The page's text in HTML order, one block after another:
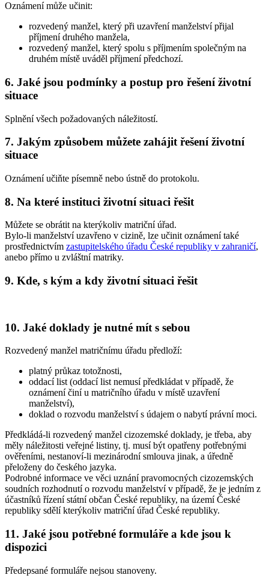
Oznámení může učinit:
rozvedený manžel, který při uzavření manželství přijal
příjmení druhého manžela,
rozvedený manžel, který spolu s příjmením společným na
druhém místě uváděl příjmení předchozí.
6. Jaké jsou podmínky a postup pro řešení životní
situace
Splnění všech požadovaných náležitostí.
7. Jakým způsobem můžete zahájit řešení životní
situace
Oznámení učiňte písemně nebo ústně do protokolu.
8. Na které instituci životní situaci řešit
Můžete se obrátit na kterýkoliv matriční úřad.
Bylo-li manželství uzavřeno v cizině, lze učinit oznámení také
prostřednictvím zastupitelského úřadu České republiky v zahraničí,
anebo přímo u zvláštní matriky.
9. Kde, s kým a kdy životní situaci řešit
10. Jaké doklady je nutné mít s sebou
Rozvedený manžel matričnímu úřadu předloží:
platný průkaz totožnosti,
oddací list (oddací list nemusí předkládat v případě, že
oznámení činí u matričního úřadu v místě uzavření
manželství),
doklad o rozvodu manželství s údajem o nabytí právní moci.
Předkládá-li rozvedený manžel cizozemské doklady, je třeba, aby
měly náležitosti veřejné listiny, tj. musí být opatřeny potřebnými
ověřeními, nestanoví-li mezinárodní smlouva jinak, a úředně
přeloženy do českého jazyka.
Podrobné informace ve věci uznání pravomocných cizozemských
soudních rozhodnutí o rozvodu manželství v případě, že je jedním z
účastníků řízení státní občan České republiky, na území České
republiky sdělí kterýkoliv matriční úřad České republiky.
11. Jaké jsou potřebné formuláře a kde jsou k
dispozici
Předepsané formuláře nejsou stanoveny.